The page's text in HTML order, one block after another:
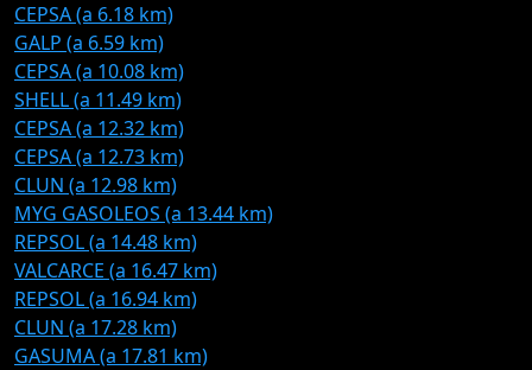
CEPSA (a 6.18 km)
GALP (a 6.59 km)
CEPSA (a 10.08 km)
SHELL (a 11.49 km)
CEPSA (a 12.32 km)
CEPSA (a 12.73 km)
CLUN (a 12.98 km)
MYG GASOLEOS (a 13.44 km)
REPSOL (a 14.48 km)
VALCARCE (a 16.47 km)
REPSOL (a 16.94 km)
CLUN (a 17.28 km)
GASUMA (a 17.81 km)